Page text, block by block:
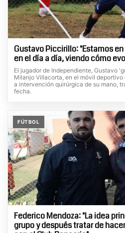
Gustavo Piccirillo: "Estamos
en el día a día, viendo cómo
El jugador de Independiente, Gustavo
Milanjo Villacorta, en el móvil deportivo
a intervención quirúrgica de su mano,
fecha.
FÚTBOL
Federico Mendoza: "La idea
grupo y después tratar de